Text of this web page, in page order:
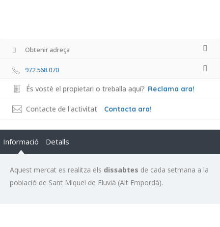
Obtenir adreça
972.568.070
És vostè el propietari o treballa aquí? Reclama ara!
Contacte de l'activitat Contacta ara!
Informació Detalls
Aquest mercat es realitza els dissabtes de cada setmana a la
població de Sant Miquel de Fluvià (Alt Empordà).